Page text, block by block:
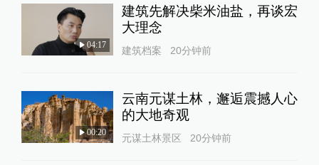
04:17
建筑先解决柴米油盐，再谈宏
大理念
建筑档案 20分钟前
00:20
云南元谋土林，邂逅震撼人心
的大地奇观
元谋土林景区 20分钟前